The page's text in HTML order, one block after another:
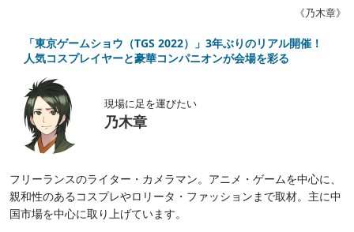
《乃木章》
「東京ゲームショウ（TGS 2022）」3年ぶりのリアル開催！
人気コスプレイヤーと豪華コンパニオンが会場を彩る
現場に足を運びたい
乃木章
フリーランスのライター・カメラマン。アニメ・ゲームを中心に、
親和性のあるコスプレやロリータ・ファッションまで取材。主に中
国市場を中心に取り上げています。